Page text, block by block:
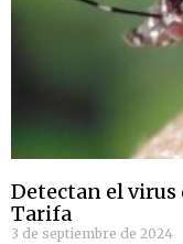
Detectan el
Tarifa
3 de septiembre de 2024